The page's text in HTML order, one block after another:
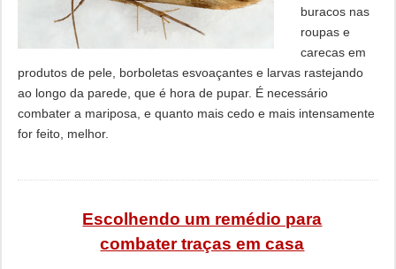
buracos nas
roupas e
carecas em
produtos de pele, borboletas esvoaçantes e larvas rastejando
ao longo da parede, que é hora de pupar. É necessário
combater a mariposa, e quanto mais cedo e mais intensamente
for feito, melhor.
Escolhendo um remédio para
combater traças em casa